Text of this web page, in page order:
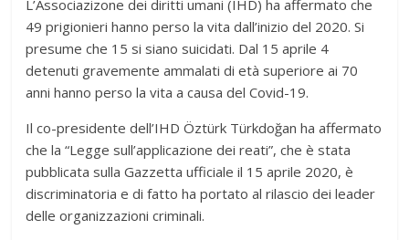
L’Associazizone dei diritti umani (IHD) ha affermato che
49 prigionieri hanno perso la vita dall’inizio del 2020. Si
presume che 15 si siano suicidati. Dal 15 aprile 4
detenuti gravemente ammalati di età superiore ai 70
anni hanno perso la vita a causa del Covid-19.
Il co-presidente dell’IHD Öztürk Türkdoğan ha affermato
che la “Legge sull’applicazione dei reati”, che è stata
pubblicata sulla Gazzetta ufficiale il 15 aprile 2020, è
discriminatoria e di fatto ha portato al rilascio dei leader
delle organizzazioni criminali.